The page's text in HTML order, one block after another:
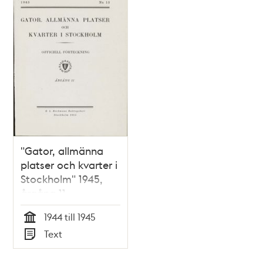
"Gator, allmänna
platser och kvarter i
Stockholm" 1945,
årgång 11
Tid
1944 till 1945
Typ
Text